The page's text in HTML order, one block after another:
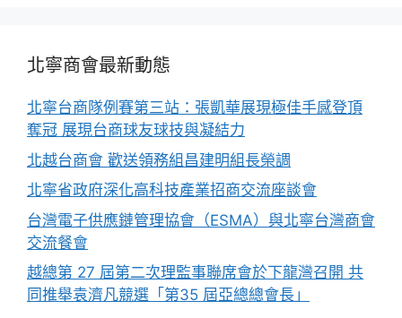
北寧商會最新動態
北寧台商隊例賽第三站：張凱華展現極佳手感登頂
奪冠 展現台商球友球技與凝結力
北越台商會 歡送領務組昌建明組長榮調
北寧省政府深化高科技產業招商交流座談會
台灣電子供應鏈管理協會（ESMA）與北寧台灣商會
交流餐會
越總第 27 屆第二次理監事聯席會於下龍灣召開 共
同推舉袁濟凡競選「第35 屆亞總總會長」